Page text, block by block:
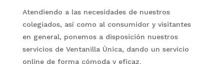
Atendiendo a las necesidades de nuestros
colegiados, así como al consumidor y visitantes
en general, ponemos a disposición nuestros
servicios de Ventanilla Única, dando un servicio
online de forma cómoda y eficaz.